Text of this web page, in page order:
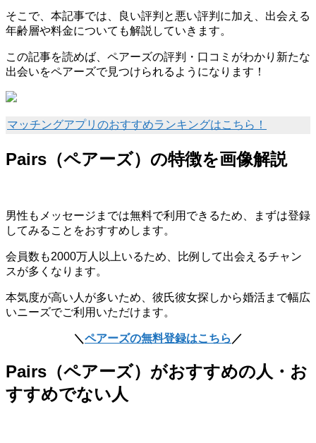
そこで、本記事では、良い評判と悪い評判に加え、出会える
年齢層や料金についても解説していきます。
この記事を読めば、ペアーズの評判・口コミがわかり新たな
出会いをペアーズで見つけられるようになります！
マッチングアプリのおすすめランキングはこちら！
Pairs（ペアーズ）の特徴を画像解説
男性もメッセージまでは無料で利用できるため、まずは登録
してみることをおすすめします。
会員数も2000万人以上いるため、比例して出会えるチャン
スが多くなります。
本気度が高い人が多いため、彼氏彼女探しから婚活まで幅広
いニーズでご利用いただけます。
＼ ペアーズの無料登録はこちら ／
Pairs（ペアーズ）がおすすめの人・お
すすめでない人